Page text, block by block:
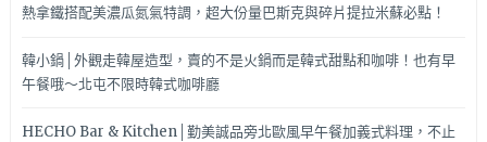
熱拿鐵搭配美濃瓜氮氣特調，超大份量巴斯克與碎片提拉米蘇必點！
韓小鍋│外觀走韓屋造型，賣的不是火鍋而是韓式甜點和咖啡！也有早
午餐哦～北屯不限時韓式咖啡廳
HECHO Bar & Kitchen│勤美誠品旁北歐風早午餐加義式料理，不止